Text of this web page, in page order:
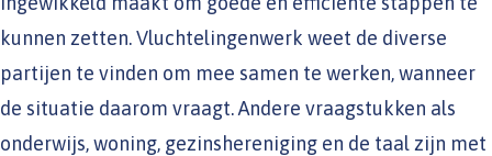
kunnen zetten. Vluchtelingenwerk weet de diverse
partijen te vinden om mee samen te werken, wanneer
de situatie daarom vraagt. Andere vraagstukken als
onderwijs, woning, gezinshereniging en de taal zijn met